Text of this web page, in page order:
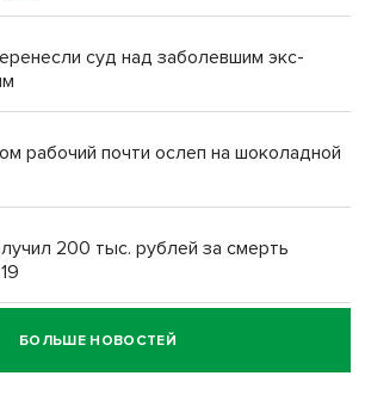
суд над заболевшим экс-
рабочий почти ослеп на шоколадной
200 тыс. рублей за смерть
наказал водителя за смерть
БОЛЬШЕ НОВОСТЕЙ